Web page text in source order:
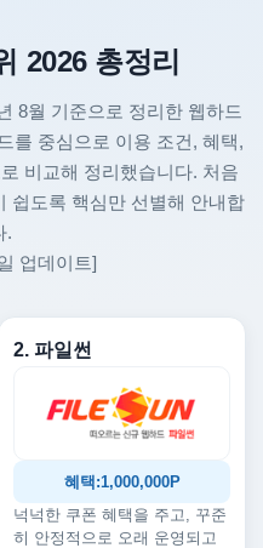
2026 총정리
8월 기준으로 정리한 웹하드
를 중심으로 이용 조건, 혜택,
비교해 정리했습니다. 처음
쉽도록 핵심만 선별해 안내합
.
업데이트]
2. 파일썬
혜택:1,000,000P
넉넉한 쿠폰 혜택을 주고, 꾸준
히 안정적으로 오래 운영되고